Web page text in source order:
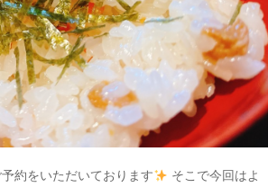
約をいただいております
そこで今回はよ